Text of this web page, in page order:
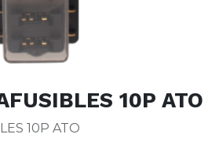
10P ATO
10P ATO